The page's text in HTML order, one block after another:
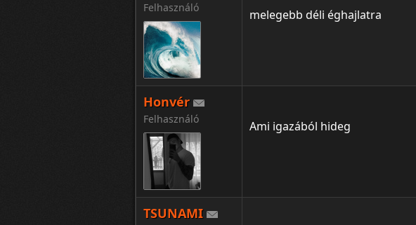
Felhasználó
melegebb déli éghajlatra
Honvér
Felhasználó
Ami igazából hideg
TSUNAMI